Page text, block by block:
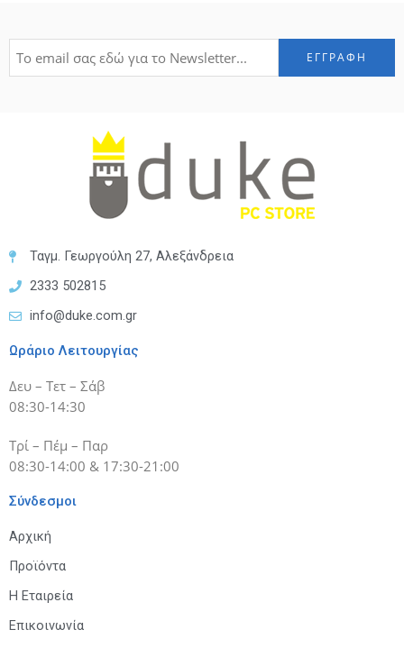
Ταγμ. Γεωργούλη 27, Αλεξάνδρεια
2333 502815
info@duke.com.gr
Ωράριο Λειτουργίας
Δευ – Τετ – Σάβ
08:30-14:30
Τρί – Πέμ – Παρ
08:30-14:00 & 17:30-21:00
Σύνδεσμοι
Αρχική
Προϊόντα
Η Εταιρεία
Επικοινωνία